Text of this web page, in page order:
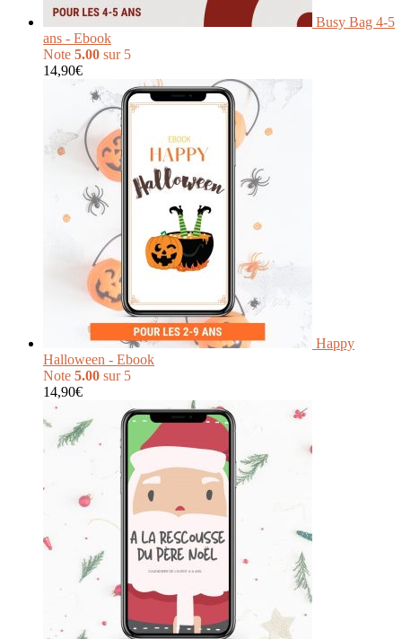
Busy Bag 4-5
ans - Ebook
Note 5.00 sur 5
14,90€
Happy
Halloween - Ebook
Note 5.00 sur 5
14,90€